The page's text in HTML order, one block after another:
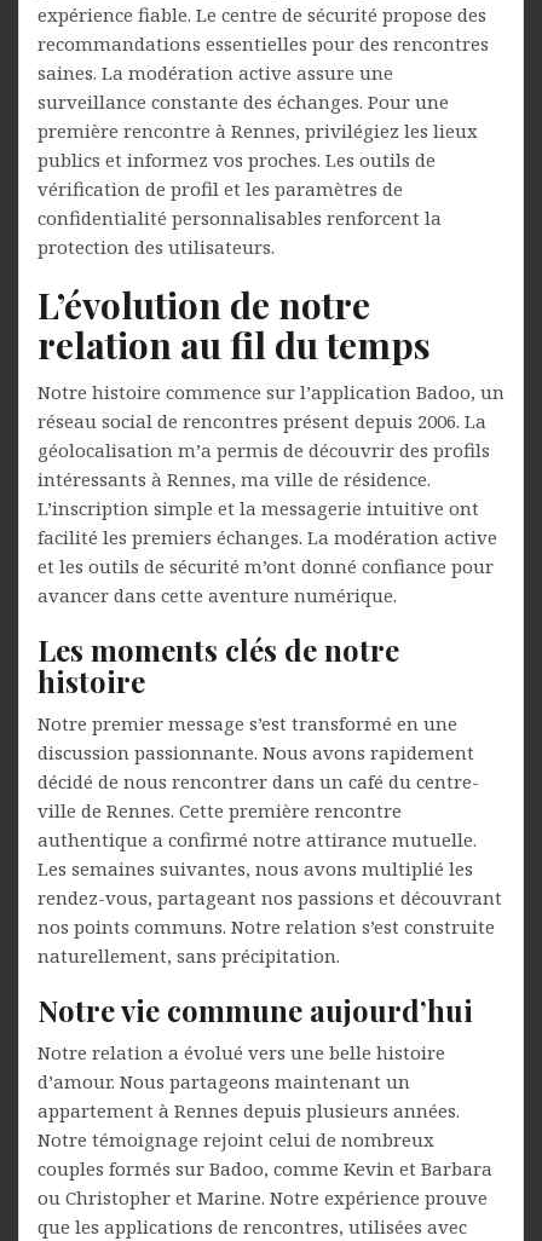
expérience fiable. Le centre de sécurité propose des
recommandations essentielles pour des rencontres
saines. La modération active assure une
surveillance constante des échanges. Pour une
première rencontre à Rennes, privilégiez les lieux
publics et informez vos proches. Les outils de
vérification de profil et les paramètres de
confidentialité personnalisables renforcent la
protection des utilisateurs.
L’évolution de notre
relation au fil du temps
Notre histoire commence sur l’application Badoo, un
réseau social de rencontres présent depuis 2006. La
géolocalisation m’a permis de découvrir des profils
intéressants à Rennes, ma ville de résidence.
L’inscription simple et la messagerie intuitive ont
facilité les premiers échanges. La modération active
et les outils de sécurité m’ont donné confiance pour
avancer dans cette aventure numérique.
Les moments clés de notre
histoire
Notre premier message s’est transformé en une
discussion passionnante. Nous avons rapidement
décidé de nous rencontrer dans un café du centre-
ville de Rennes. Cette première rencontre
authentique a confirmé notre attirance mutuelle.
Les semaines suivantes, nous avons multiplié les
rendez-vous, partageant nos passions et découvrant
nos points communs. Notre relation s’est construite
naturellement, sans précipitation.
Notre vie commune aujourd’hui
Notre relation a évolué vers une belle histoire
d’amour. Nous partageons maintenant un
appartement à Rennes depuis plusieurs années.
Notre témoignage rejoint celui de nombreux
couples formés sur Badoo, comme Kevin et Barbara
ou Christopher et Marine. Notre expérience prouve
que les applications de rencontres, utilisées avec